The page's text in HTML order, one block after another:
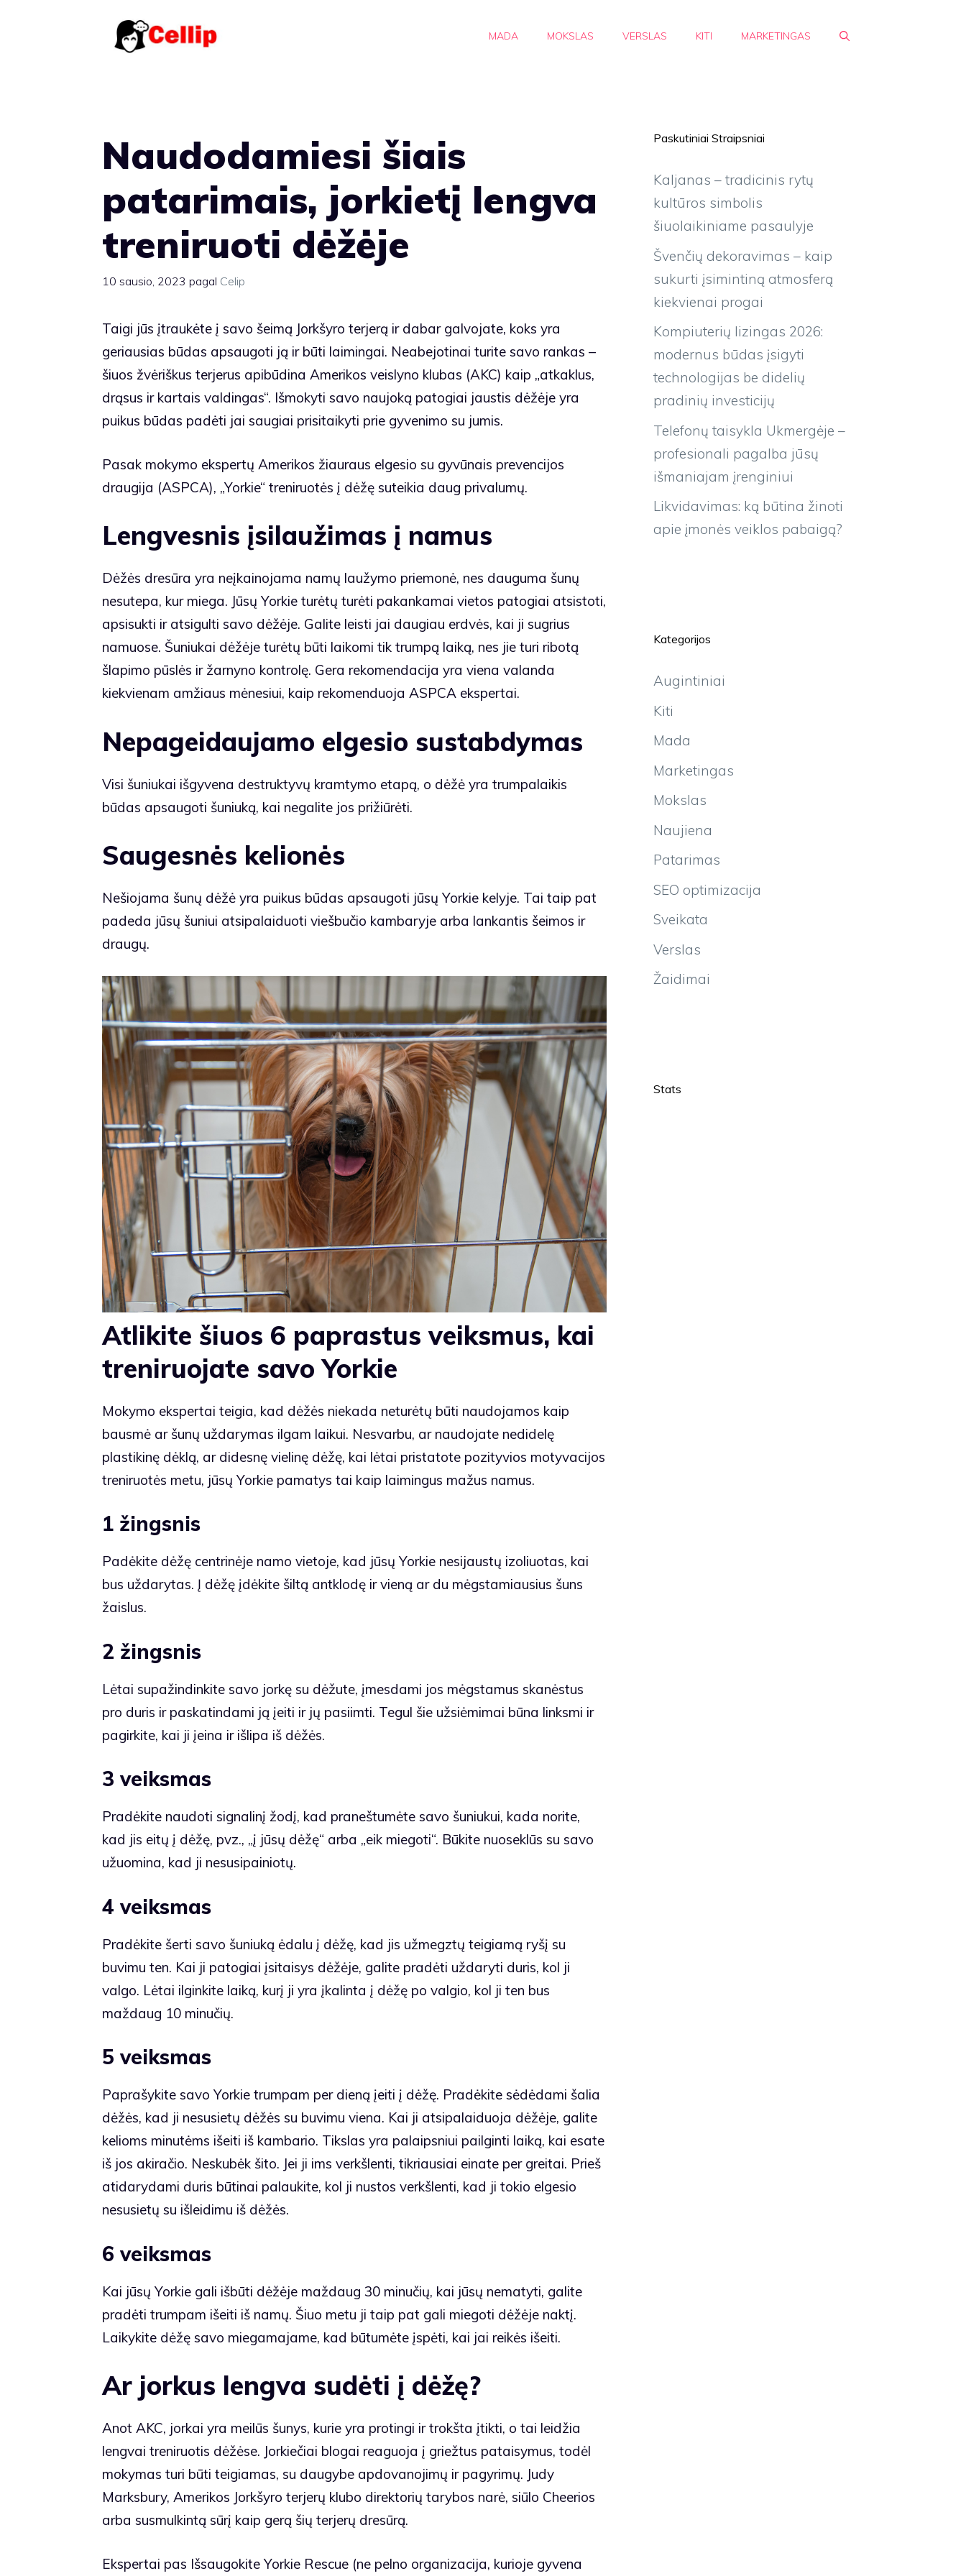
MADA MOKSLAS VERSLAS KITI MARKETINGAS
Naudodamiesi šiais
patarimais, jorkietį lengva
treniruoti dėžėje
10 sausio, 2023 pagal Celip
Taigi jūs įtraukėte į savo šeimą Jorkšyro terjerą ir dabar galvojate, koks yra
geriausias būdas apsaugoti ją ir būti laimingai. Neabejotinai turite savo rankas –
šiuos žvėriškus terjerus apibūdina Amerikos veislyno klubas (AKC) kaip „atkaklus,
drąsus ir kartais valdingas“. Išmokyti savo naujoką patogiai jaustis dėžėje yra
puikus būdas padėti jai saugiai prisitaikyti prie gyvenimo su jumis.
Pasak mokymo ekspertų Amerikos žiauraus elgesio su gyvūnais prevencijos
draugija (ASPCA), „Yorkie“ treniruotės į dėžę suteikia daug privalumų.
Lengvesnis įsilaužimas į namus
Dėžės dresūra yra neįkainojama namų laužymo priemonė, nes dauguma šunų
nesutepa, kur miega. Jūsų Yorkie turėtų turėti pakankamai vietos patogiai atsistoti,
apsisukti ir atsigulti savo dėžėje. Galite leisti jai daugiau erdvės, kai ji sugrius
namuose. Šuniukai dėžėje turėtų būti laikomi tik trumpą laiką, nes jie turi ribotą
šlapimo pūslės ir žarnyno kontrolę. Gera rekomendacija yra viena valanda
kiekvienam amžiaus mėnesiui, kaip rekomenduoja ASPCA ekspertai.
Nepageidaujamo elgesio sustabdymas
Visi šuniukai išgyvena destruktyvų kramtymo etapą, o dėžė yra trumpalaikis
būdas apsaugoti šuniuką, kai negalite jos prižiūrėti.
Saugesnės kelionės
Nešiojama šunų dėžė yra puikus būdas apsaugoti jūsų Yorkie kelyje. Tai taip pat
padeda jūsų šuniui atsipalaiduoti viešbučio kambaryje arba lankantis šeimos ir
draugų.
Atlikite šiuos 6 paprastus veiksmus, kai
treniruojate savo Yorkie
Mokymo ekspertai teigia, kad dėžės niekada neturėtų būti naudojamos kaip
bausmė ar šunų uždarymas ilgam laikui. Nesvarbu, ar naudojate nedidelę
plastikinę dėklą, ar didesnę vielinę dėžę, kai lėtai pristatote pozityvios motyvacijos
treniruotės metu, jūsų Yorkie pamatys tai kaip laimingus mažus namus.
1 žingsnis
Padėkite dėžę centrinėje namo vietoje, kad jūsų Yorkie nesijaustų izoliuotas, kai
bus uždarytas. Į dėžę įdėkite šiltą antklodę ir vieną ar du mėgstamiausius šuns
žaislus.
2 žingsnis
Lėtai supažindinkite savo jorkę su dėžute, įmesdami jos mėgstamus skanėstus
pro duris ir paskatindami ją įeiti ir jų pasiimti. Tegul šie užsiėmimai būna linksmi ir
pagirkite, kai ji įeina ir išlipa iš dėžės.
3 veiksmas
Pradėkite naudoti signalinį žodį, kad praneštumėte savo šuniukui, kada norite,
kad jis eitų į dėžę, pvz., „į jūsų dėžę“ arba „eik miegoti“. Būkite nuoseklūs su savo
užuomina, kad ji nesusipainiotų.
4 veiksmas
Pradėkite šerti savo šuniuką ėdalu į dėžę, kad jis užmegztų teigiamą ryšį su
buvimu ten. Kai ji patogiai įsitaisys dėžėje, galite pradėti uždaryti duris, kol ji
valgo. Lėtai ilginkite laiką, kurį ji yra įkalinta į dėžę po valgio, kol ji ten bus
maždaug 10 minučių.
5 veiksmas
Paprašykite savo Yorkie trumpam per dieną įeiti į dėžę. Pradėkite sėdėdami šalia
dėžės, kad ji nesusietų dėžės su buvimu viena. Kai ji atsipalaiduoja dėžėje, galite
kelioms minutėms išeiti iš kambario. Tikslas yra palaipsniui pailginti laiką, kai esate
iš jos akiračio. Neskubėk šito. Jei ji ims verkšlenti, tikriausiai einate per greitai. Prieš
atidarydami duris būtinai palaukite, kol ji nustos verkšlenti, kad ji tokio elgesio
nesusietų su išleidimu iš dėžės.
6 veiksmas
Kai jūsų Yorkie gali išbūti dėžėje maždaug 30 minučių, kai jūsų nematyti, galite
pradėti trumpam išeiti iš namų. Šiuo metu ji taip pat gali miegoti dėžėje naktį.
Laikykite dėžę savo miegamajame, kad būtumėte įspėti, kai jai reikės išeiti.
Ar jorkus lengva sudėti į dėžę?
Anot AKC, jorkai yra meilūs šunys, kurie yra protingi ir trokšta įtikti, o tai leidžia
lengvai treniruotis dėžėse. Jorkiečiai blogai reaguoja į griežtus pataisymus, todėl
mokymas turi būti teigiamas, su daugybe apdovanojimų ir pagyrimų. Judy
Marksbury, Amerikos Jorkšyro terjerų klubo direktorių tarybos narė, siūlo Cheerios
arba susmulkintą sūrį kaip gerą šių terjerų dresūrą.
Ekspertai pas Išsaugokite Yorkie Rescue (ne pelno organizacija, kurioje gyvena
Paskutiniai Straipsniai
Kaljanas – tradicinis rytų
kultūros simbolis
šiuolaikiniame pasaulyje
Švenčių dekoravimas – kaip
sukurti įsimintiną atmosferą
kiekvienai progai
Kompiuterių lizingas 2026:
modernus būdas įsigyti
technologijas be didelių
pradinių investicijų
Telefonų taisykla Ukmergėje –
profesionali pagalba jūsų
išmaniajam įrenginiui
Likvidavimas: ką būtina žinoti
apie įmonės veiklos pabaigą?
Kategorijos
Augintiniai
Kiti
Mada
Marketingas
Mokslas
Naujiena
Patarimas
SEO optimizacija
Sveikata
Verslas
Žaidimai
Stats